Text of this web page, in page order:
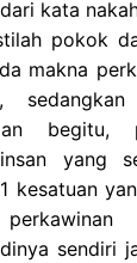
kata
pokok
makna
begitu,
yang
kesatuan
sendiri